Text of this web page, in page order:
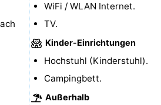
WiFi / WLAN Internet.
TV.
Kinder-Einrichtungen
Hochstuhl (Kinderstuhl).
Campingbett.
Außerhalb